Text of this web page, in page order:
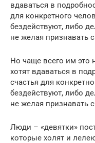
вдаваться в
для конкретного
бездействуют, либо
не желая признавать
Но чаще всего им это
хотят вдаваться в
счастья для
бездействуют, либо
не желая признавать
Люди – «девятки»
которые холят и